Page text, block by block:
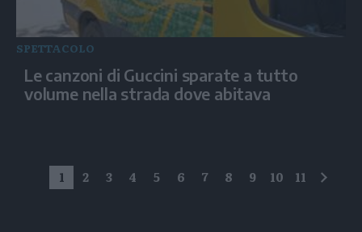
SPETTACOLO
Le canzoni di Guccini sparate a tutto
volume nella strada dove abitava
1 2 3 4 5 6 7 8 9 10 11